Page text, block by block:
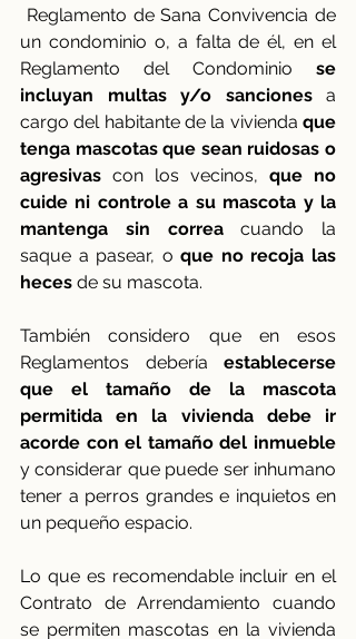
un condominio o, a falta de él, en el
Reglamento del Condominio se
incluyan multas y/o sanciones a
cargo del habitante de la vivienda que
tenga mascotas que sean ruidosas o
agresivas con los vecinos, que no
cuide ni controle a su mascota y la
mantenga sin correa cuando la
saque a pasear, o que no recoja las
heces de su mascota.
También considero que en esos
Reglamentos debería establecerse
que el tamaño de la mascota
permitida en la vivienda debe ir
acorde con el tamaño del inmueble
y considerar que puede ser inhumano
tener a perros grandes e inquietos en
un pequeño espacio.
Lo que es recomendable incluir en el
Contrato de Arrendamiento cuando
se permiten mascotas en la vivienda